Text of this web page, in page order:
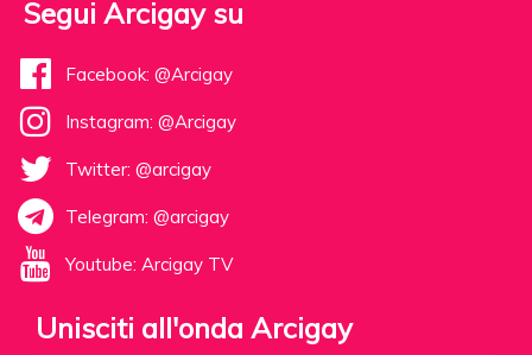
Segui Arcigay su
Facebook: @Arcigay
Instagram: @Arcigay
Twitter: @arcigay
Telegram: @arcigay
Youtube: Arcigay TV
Unisciti all'onda Arcigay